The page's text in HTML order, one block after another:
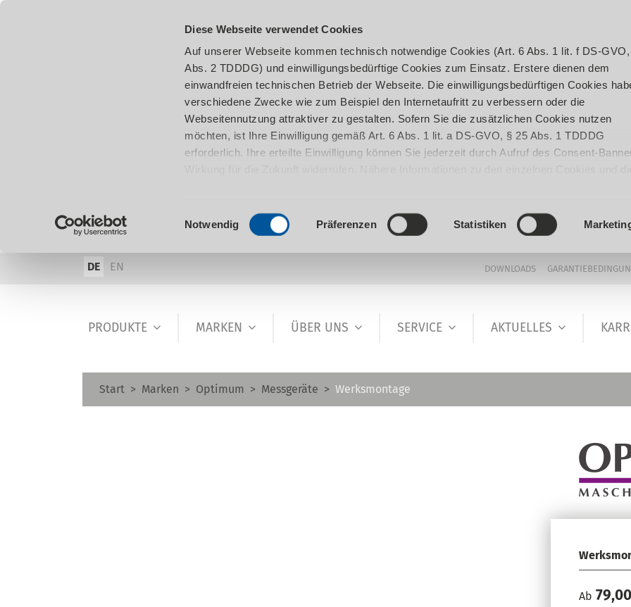
Diese Webseite verwendet Cookies
Auf unserer Webseite kommen technisch notwendige Cookies (Art. 6 Abs. 1 lit. f DS-
Abs. 2 TDDDG) und einwilligungsbedürftige Cookies zum Einsatz. Erstere dienen dem
einwandfreien technischen Betrieb der Webseite. Die einwilligungsbedürftigen Cookies
verschiedene Zwecke wie zum Beispiel den Internetaufritt zu verbessern oder die
Webseitennutzung attraktiver zu gestalten. Sofern Sie die zusätzlichen Cookies nutzen
möchten, ist Ihre Einwilligung gemäß Art. 6 Abs. 1 lit. a DS-GVO, § 25 Abs. 1 TDDDG
erforderlich. Ihre erteilte Einwilligung können Sie jederzeit durch Aufruf des Consent-
Einwilligungsauswahl
Notwendig Präferenzen Statistiken
DE EN DOWNLOADS
PRODUKTE MARKEN ÜBER UNS SERVICE AKTUELLES
Start Marken Optimum Messgeräte Werksmontage
Ab 79,00